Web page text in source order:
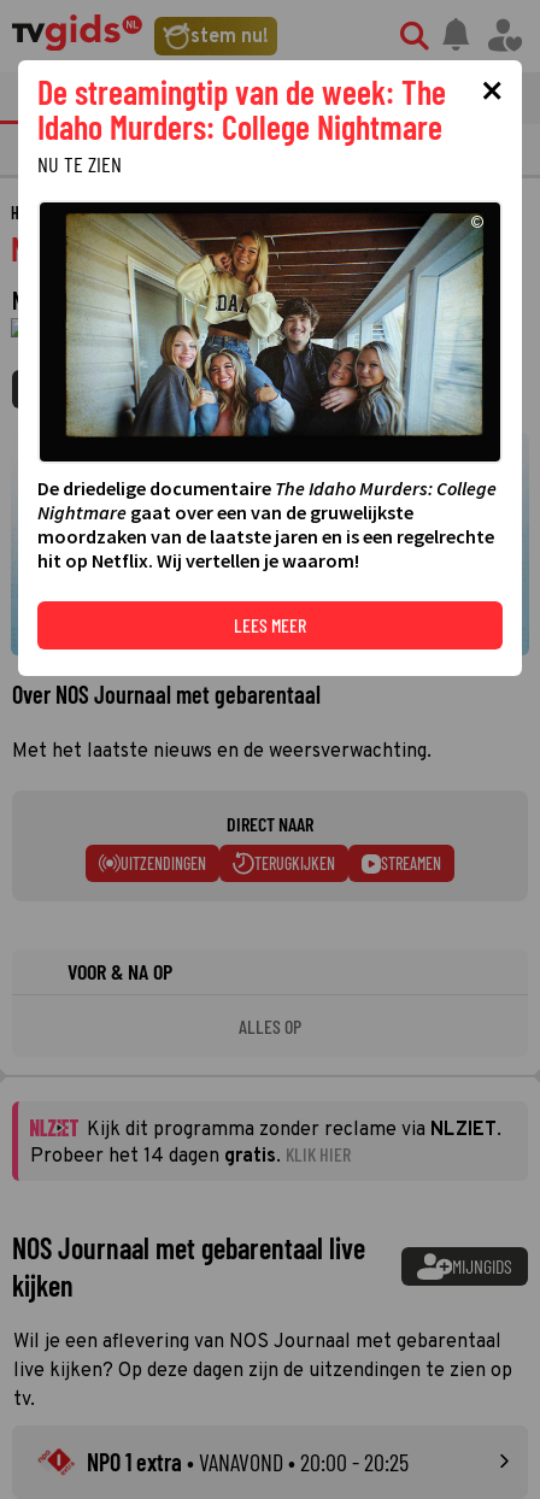
stem nu!
tvgids streaming nieuws
PRIMETIME GEMIST
HOME GIDS NOS JOURNAAL MET GEBARENTAAL
NOS Journaal met gebarentaal
NIEUWSBULLETIN
1 JANUARI 1970 01:00 - 01:00
MIJNGIDS AGENDA DELEN
Over NOS Journaal met gebarentaal
Met het laatste nieuws en de weersverwachting.
DIRECT NAAR
UITZENDINGEN TERUGKIJKEN STREAMEN
VOOR & NA OP
ALLES OP
Kijk dit programma zonder reclame via NLZIET.
Probeer het 14 dagen gratis. KLIK HIER
NOS Journaal met gebarentaal live
kijken
MIJNGIDS
Wil je een aflevering van NOS Journaal met gebarentaal
live kijken? Op deze dagen zijn de uitzendingen te zien op
tv.
NPO 1 extra •VANAVOND • 20:00 - 20:25
×
De streamingtip van de week: The
Idaho Murders: College Nightmare
NU TE ZIEN
©
De driedelige documentaire The Idaho Murders: College
Nightmare gaat over een van de gruwelijkste
moordzaken van de laatste jaren en is een regelrechte
hit op Netflix. Wij vertellen je waarom!
LEES MEER